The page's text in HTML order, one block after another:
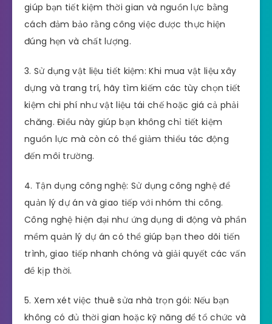
giúp bạn tiết kiệm thời gian và nguồn lực bằng
cách đảm bảo rằng công việc được thực hiện
đúng hẹn và chất lượng.
3. Sử dụng vật liệu tiết kiệm: Khi mua vật liệu xây
dựng và trang trí, hãy tìm kiếm các tùy chọn tiết
kiệm chi phí như vật liệu tái chế hoặc giá cả phải
chăng. Điều này giúp bạn không chỉ tiết kiệm
nguồn lực mà còn có thể giảm thiểu tác động
đến môi trường.
4. Tận dụng công nghệ: Sử dụng công nghệ để
quản lý dự án và giao tiếp với nhóm thi công.
Công nghệ hiện đại như ứng dụng di động và phần
mềm quản lý dự án có thể giúp bạn theo dõi tiến
trình, giao tiếp nhanh chóng và giải quyết các vấn
đề kịp thời.
5. Xem xét việc thuê sửa nhà trọn gói: Nếu bạn
không có đủ thời gian hoặc kỹ năng để tổ chức và